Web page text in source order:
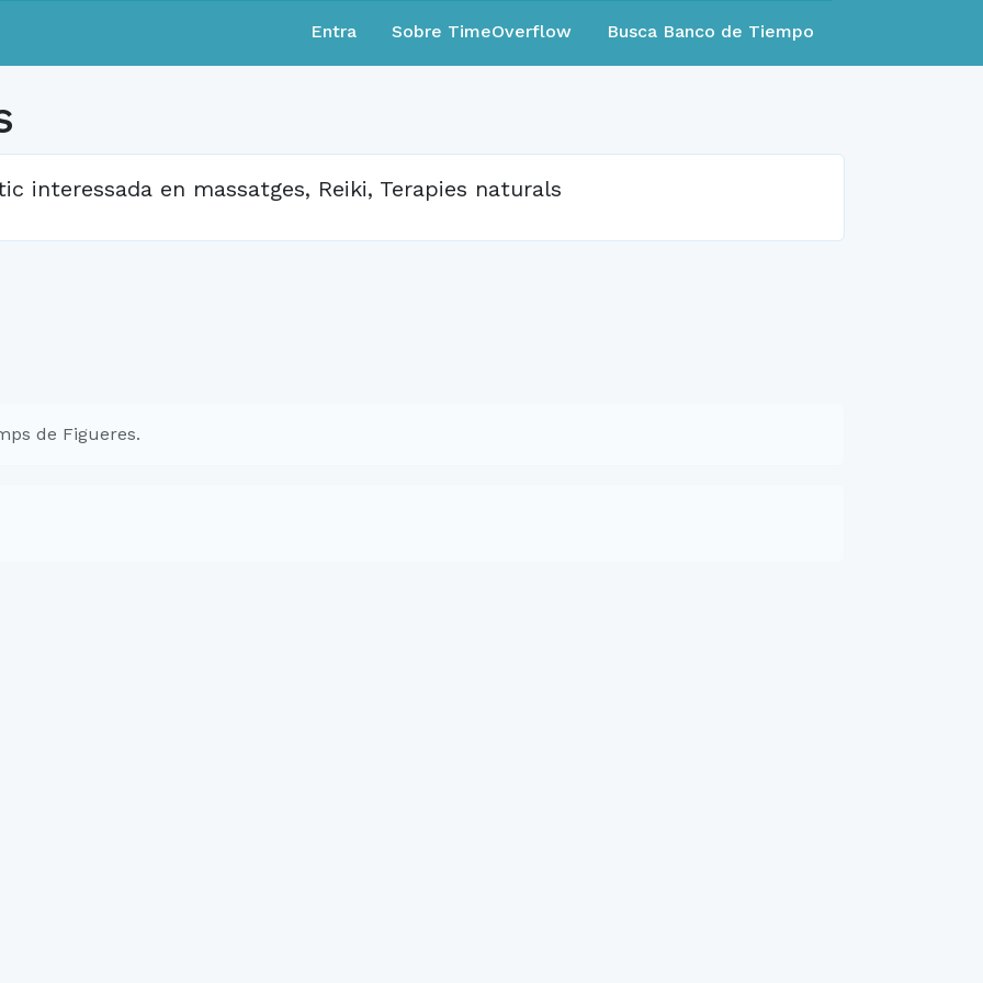
Entra Sobre TimeOverflow Busca Banco de Tiempo
interessada en massatges, Reiki, Terapies naturals
de Figueres.